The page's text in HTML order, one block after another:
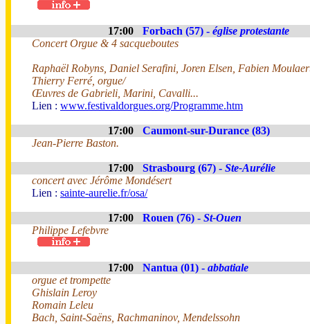
17:00 Forbach (57) - église protestante
Concert Orgue & 4 sacqueboutes
Raphaël Robyns, Daniel Serafini, Joren Elsen, Fabien
Thierry Ferré, orgue/
Œuvres de Gabrieli, Marini, Cavalli...
Lien : www.festivaldorgues.org/Programme.htm
17:00
Caumont-sur-Durance (83)
Jean-Pierre Baston.
17:00 Strasbourg (67) - Ste-Aurélie
concert avec Jérôme Mondésert
Lien : sainte-aurelie.fr/osa/
17:00 Rouen (76) - St-Ouen
Philippe Lefebvre
17:00 Nantua (01) - abbatiale
orgue et trompette
Ghislain Leroy
Romain Leleu
Bach, Saint-Saëns, Rachmaninov, Mendelssohn